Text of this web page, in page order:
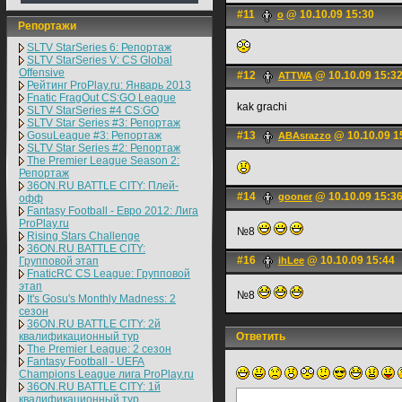
Репортажи
SLTV StarSeries 6: Репортаж
SLTV StarSeries V: CS Global
Offensive
Рейтинг ProPlay.ru: Январь 2013
Fnatic FragOut CS:GO League
SLTV StarSeries #4 CS:GO
SLTV Star Series #3: Репортаж
GosuLeague #3: Репортаж
SLTV Star Series #2: Репортаж
The Premier League Season 2:
Репортаж
36ON.RU BATTLE CITY: Плей-
офф
Fantasy Football - Евро 2012: Лига
ProPlay.ru
Rising Stars Challenge
36ON.RU BATTLE CITY:
Групповой этап
FnaticRC CS League: Групповой
этап
It's Gosu's Monthly Madness: 2
сезон
36ON.RU BATTLE CITY: 2й
квалификационный тур
The Premier League: 2 cезон
Fantasy Football - UEFA
Champions League лига ProPlay.ru
36ON.RU BATTLE CITY: 1й
квалификационный тур
#11 o @ 10.10.09 15:30
#12 ATTWA @ 10.10.09 15:32
kak grachi
#13 ABAsrazzo @ 10.10.09
#14 gooner @ 10.10.09 15:36
№8
#16 ihLee @ 10.10.09 15:44
№8
Ответить